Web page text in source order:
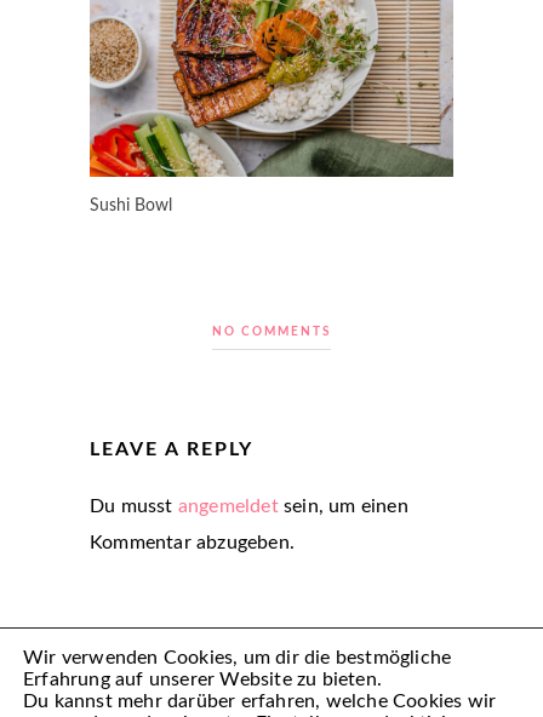
Sushi Bowl
NO COMMENTS
LEAVE A REPLY
Du musst angemeldetsein, um einen
Kommentar abzugeben.
Wir verwenden Cookies, um dir die bestmögliche
Erfahrung auf unserer Website zu bieten.
Du kannst mehr darüber erfahren, welche Cookies wir